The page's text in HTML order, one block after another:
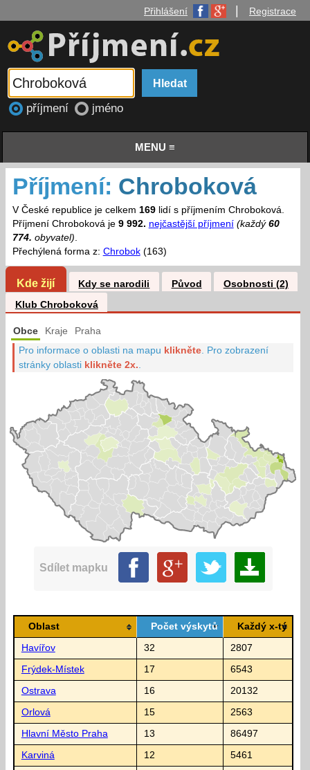
Přihlášení Registrace
příjmení jméno
MENU ≡
Příjmení: Chroboková
V České republice je celkem 169lidí s příjmením Chroboková.
Příjmení Chroboková je 9 992. nejčastější příjmení (každý 60
774. obyvatel).
Přechýlená forma z: Chrobok(163)
Kde žijí Kdy se narodili Původ
Osobnosti (2)
Klub Chroboková
Obce Kraje Praha
Pro informace o oblasti na mapu klikněte Pro zobrazení
stránky oblasti klikněte 2x.
Sdílet mapku
Oblast Počet výskytů Každý x-tý
Havířov 32 2807
Frýdek-Místek 17 6543
Ostrava 16 20132
Orlová 15 2563
Hlavní Město Praha 13 86497
Karviná 12 5461